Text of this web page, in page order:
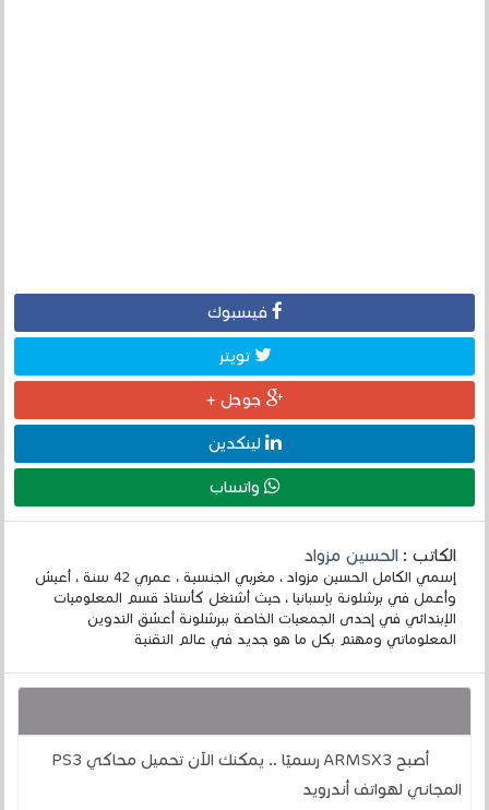
فيسبوك
تويتر
جوجل +
لينكدين
واتساب
الكاتب :الحسين مزواد
إسمي الكامل الحسين مزواد ، مغربي الجنسية ، عمري 42 سنة ، أعيش
وأعمل في برشلونة بإسبانيا ، حيث أشتغل كأستاذ قسم المعلوميات
الإبتدائي في إحدى الجمعيات الخاصة ببرشلونة أعشق التدوين
المعلوماتي ومهتم بكل ما هو جديد في عالم التقنية
أصبح ARMSX3 رسميًا .. يمكنك الآن تحميل محاكي PS3
المجاني لهواتف أندرويد